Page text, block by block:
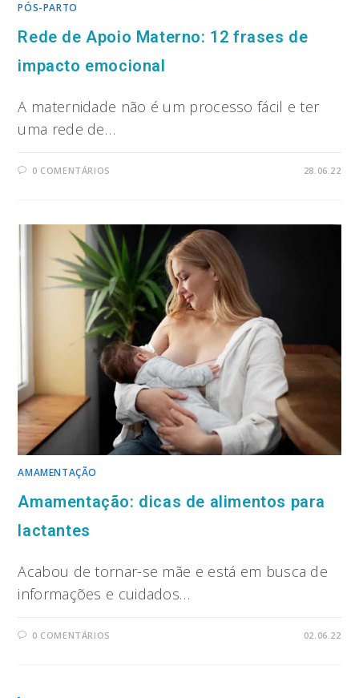
PÓS-PARTO
Rede de Apoio Materno: 12 frases de
impacto emocional
A maternidade não é um processo fácil e ter
uma rede de…
0 COMENTÁRIOS 28.06.22
AMAMENTAÇÃO
Amamentação: dicas de alimentos para
lactantes
Acabou de tornar-se mãe e está em busca de
informações e cuidados…
0 COMENTÁRIOS 02.06.22